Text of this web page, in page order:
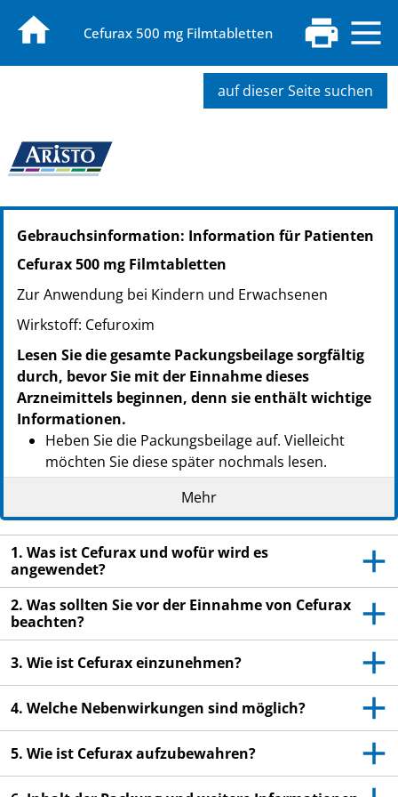
Cefurax 500 mg Filmtabletten
auf dieser Seite suchen
PZN: 07701881
PPN: 110770188175
PZN: 00964123
PZN: 00964146
PPN: 110096414670
PZN: 07701898
PPN: 110770189865
PZN: 14410463
PPN: 111441046311
Gebrauchsinformation: Information für Patienten
Cefurax 500 mg Filmtabletten
Zur Anwendung bei Kindern und Erwachsenen
Wirkstoff: Cefuroxim
Lesen Sie die gesamte Packungsbeilage sorgfältig
durch, bevor Sie mit der Einnahme dieses
Arzneimittels beginnen, denn sie enthält wichtige
Informationen.
Heben Sie die Packungsbeilage auf. Vielleicht
möchten Sie diese später nochmals lesen.
Wenn Sie weitere Fragen haben, wenden Sie sich
an Ihren Arzt, Apotheker oder das medizinische
Fachpersonal.
Dieses Arzneimittel wurde Ihnen persönlich
verschrieben. Geben Sie es nicht an Dritte weiter.
Es kann anderen Menschen schaden, auch wenn
diese die gleichen Beschwerden haben wie Sie.
Wenn Sie Nebenwirkungen bemerken, wenden Sie
sich an Ihren Arzt, Apotheker oder das
medizinische Fachpersonal. Dies gilt auch für
Nebenwirkungen, die nicht in dieser
Packungsbeilage angegeben sind. Siehe Abschnitt
Mehr
1. Was ist Cefurax und wofür wird es
angewendet?
2. Was sollten Sie vor der Einnahme von Cefurax
beachten?
3. Wie ist Cefurax einzunehmen?
4. Welche Nebenwirkungen sind möglich?
5. Wie ist Cefurax aufzubewahren?